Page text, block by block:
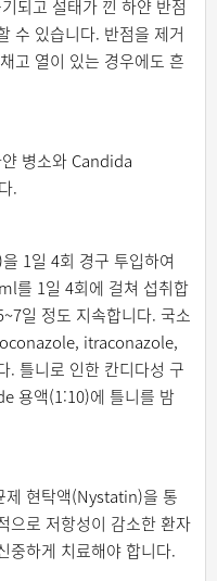
되고 설태가 낀 하얀 반점
수 있습니다. 반점을 제거
고 열이 있는 경우에도 흔
병소와 Candida
.
1일 4회 경구 투입하여
를 1일 4회에 걸쳐 섭취합
일 정도 지속합니다. 국소
itraconazole,
틀니로 인한 칸디다성 구
용액(1:10)에 틀니를 밤
제 현탁액(Nystatin)을 통
으로 저항성이 감소한 환자
중하게 치료해야 합니다.